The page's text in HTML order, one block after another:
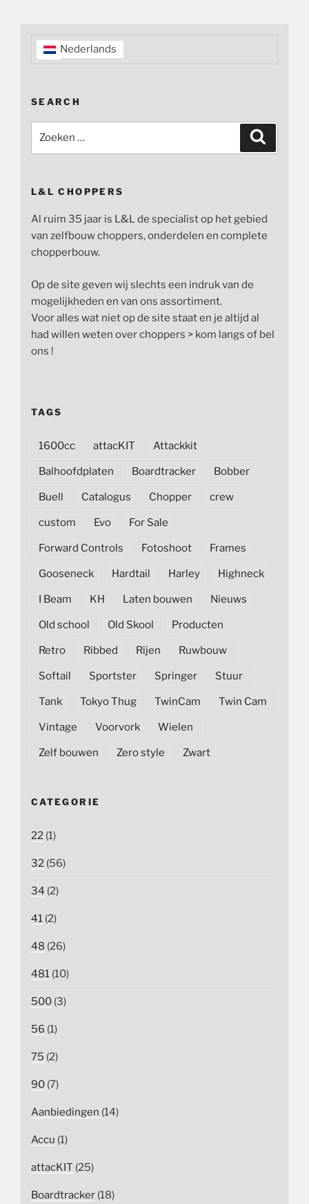
Nederlands
SEARCH
naar:
L&L CHOPPERS
Al ruim 35 jaar is L&L de specialist op het gebied
van zelfbouw choppers, onderdelen en complete
chopperbouw.
Op de site geven wij slechts een indruk van de
mogelijkheden en van ons assortiment.
Voor alles wat niet op de site staat en je altijd al
had willen weten over choppers > kom langs of bel
ons !
TAGS
1600cc attacKIT Attackkit
Balhoofdplaten Boardtracker Bobber
Buell Catalogus Chopper crew
custom Evo For Sale
Forward Controls Fotoshoot Frames
Gooseneck Hardtail Harley Highneck
I Beam KH Laten bouwen Nieuws
Old school Old Skool Producten
Retro Ribbed Rijen Ruwbouw
Softail Sportster Springer Stuur
Tank Tokyo Thug TwinCam Twin Cam
Vintage Voorvork Wielen
Zelf bouwen Zero style Zwart
CATEGORIE
22 (1)
32 (56)
34 (2)
41 (2)
48 (26)
481 (10)
500 (3)
56 (1)
75 (2)
90 (7)
Aanbiedingen (14)
Accu (1)
attacKIT (25)
Boardtracker (18)